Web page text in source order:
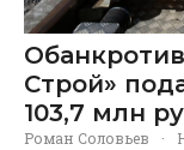
Строй»
103,7 млн
Роман Соловьев ·